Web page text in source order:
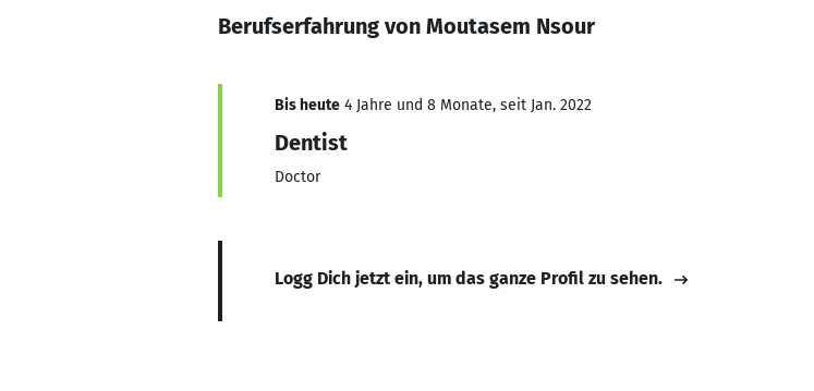
Berufserfahrung von Moutasem Nsour
Bis heute 4 Jahre und 8 Monate, seit Jan. 2022
Dentist
Doctor
Logg Dich jetzt ein, um das ganze Profil zu sehen.